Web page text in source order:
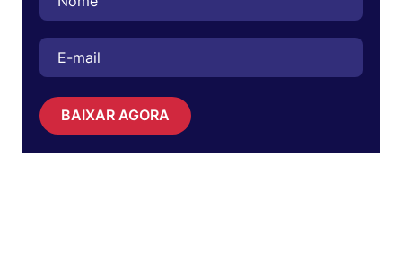
BAIXAR AGORA